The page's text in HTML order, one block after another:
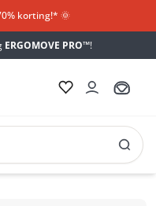
korting!*​ 🌞
ERGOMOVE PRO™!